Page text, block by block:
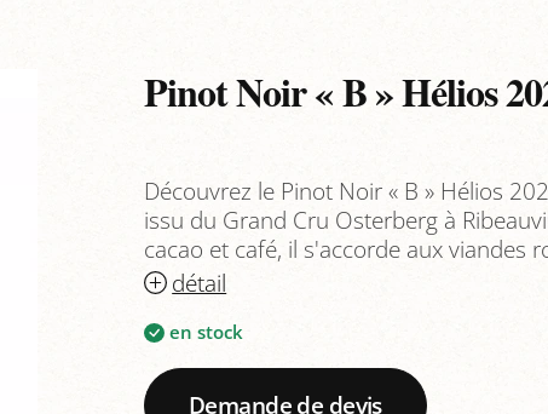
Pinot Noir « B » Hélios
Découvrez le Pinot Noir « B » Hélios
issu du Grand Cru Osterberg à
cacao et café, il s'accorde aux viandes
détail
en stock
Demande de devis